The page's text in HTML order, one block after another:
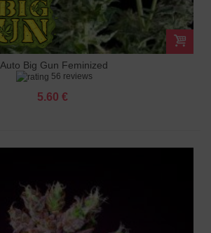
Auto Big Gun Feminized
56 reviews
5.60 €